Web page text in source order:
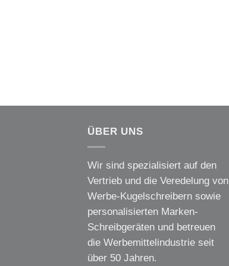
ÜBER UNS
Wir sind spezialisiert auf den
Vertrieb und die Veredelung von
Werbe-Kugelschreibern sowie
personalisierten Marken-
Schreibgeräten und betreuen
die Werbemittelindustrie seit
über 50 Jahren.